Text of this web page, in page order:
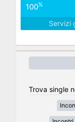
100%
Servizi
Trova single